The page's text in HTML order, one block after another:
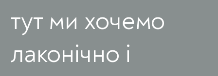
тут ми хочемо
лаконічно і